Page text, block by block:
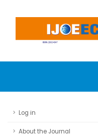
Log in
About the Journal